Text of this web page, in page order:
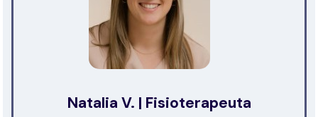
Natalia V. | Fisioterapeuta